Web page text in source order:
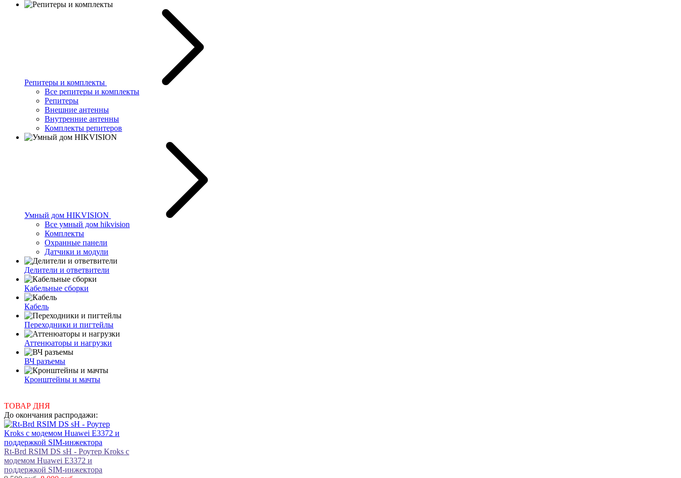
Репитеры и комплекты
Все репитеры и комплекты
Репитеры
Внешние антенны
Внутренние антенны
Комплекты репитеров
Умный дом HIKVISION
Все умный дом hikvision
Комплекты
Охранные панели
Датчики и модули
Делители и ответвители
Кабельные сборки
Кабель
Переходники и пигтейлы
Аттенюаторы и нагрузки
ВЧ разъемы
Кронштейны и мачты
ТОВАР ДНЯ
До окончания распродажи:
Rt-Brd RSIM DS sH - Роутер Kroks с
модемом Huawei E3372 и
поддержкой SIM-инжектора